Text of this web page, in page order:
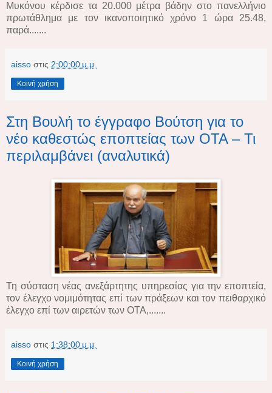
Μυκόνου κέρδισε τα 20.000 μέτρα βάδην στο πανελλήνιο
πρωτάθλημα με τον ικανοποιητικό χρόνο 1 ώρα 25.48,
παρά.......
aisso στις 2:00:00 μ.μ.
Κοινή χρήση
Στη Βουλή το έγγραφο Βούτση για το
νέο καθεστώς εποπτείας των ΟΤΑ – Τι
περιλαμβάνει (αναλυτικά)
Τη σύσταση νέας ανεξάρτητης υπηρεσίας για την εποπτεία,
τον έλεγχο νομιμότητας επί των πράξεων και τον πειθαρχικό
έλεγχο επί των αιρετών των ΟΤΑ,.......
aisso στις 1:38:00 μ.μ.
Κοινή χρήση